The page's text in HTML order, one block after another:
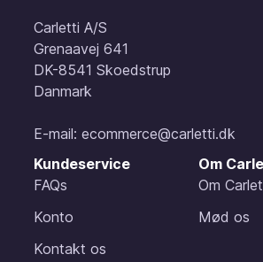
Carletti A/S
Grenaavej 641
DK-8541 Skoedstrup
Danmark
E-mail: ecommerce@carletti.dk
Kundeservice
FAQs
Konto
Kontakt os
Om
Om
Mød os